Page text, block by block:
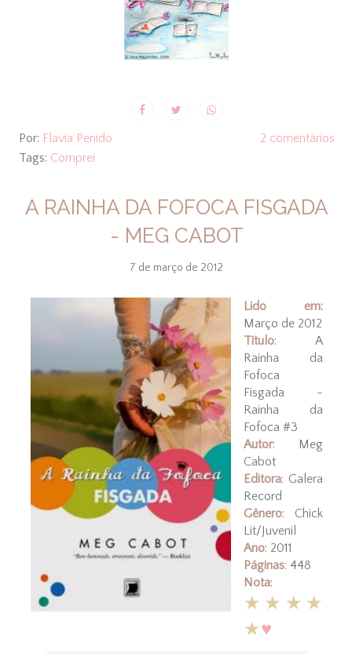
Por: Flavia Penido
2 comentários
Tags: Comprei
A RAINHA DA FOFOCA FISGADA
- MEG CABOT
7 de março de 2012
Lido em:
Março de 2012
Título: A
Rainha da
Fofoca
Fisgada -
Rainha da
Fofoca #3
Autor: Meg
Cabot
Editora: Galera
Record
Gênero: Chick
Lit/Juvenil
Ano: 2011
Páginas: 448
Nota:
★★★★
★♥